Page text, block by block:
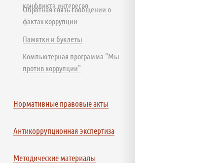
конфликта интересов
Обратная связь сообщении о
фактах коррупции
Памятки и буклеты
Компьютерная программа "Мы
против коррупции"
Нормативные правовые акты
Антикоррупционная экспертиза
Методические материалы